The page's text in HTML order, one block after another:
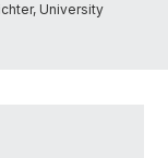
University